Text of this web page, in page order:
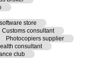
store
Customs consultant
Photocopiers supplier
consultant
club